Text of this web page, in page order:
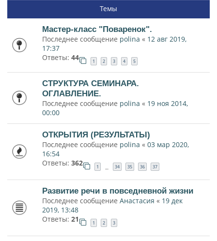
Темы
Мастер-класс "Поваренок".
Последнее сообщение polina « 12 авг 2019,
17:37
Ответы: 44 1 2 3 4 5
СТРУКТУРА СЕМИНАРА.
ОГЛАВЛЕНИЕ.
Последнее сообщение polina « 19 ноя 2014,
00:00
ОТКРЫТИЯ (РЕЗУЛЬТАТЫ)
Последнее сообщение polina « 03 мар 2020,
16:54
Ответы: 362 1 … 34 35 36 37
Развитие речи в повседневной жизни
Последнее сообщение Анастасия « 19 дек
2019, 13:48
Ответы: 21 1 2 3